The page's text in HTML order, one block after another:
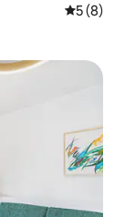
從 8 則評
5 (8)